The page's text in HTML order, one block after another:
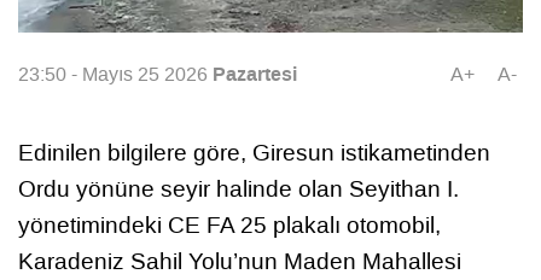
23:50 - Mayıs 25 2026 Pazartesi A+ A-
Edinilen bilgilere göre, Giresun istikametinden
Ordu yönüne seyir halinde olan Seyithan I.
yönetimindeki CE FA 25 plakalı otomobil,
Karadeniz Sahil Yolu’nun Maden Mahallesi